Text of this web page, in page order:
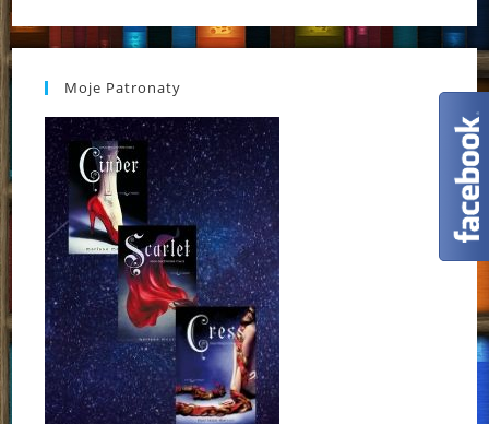
Moje Patronaty